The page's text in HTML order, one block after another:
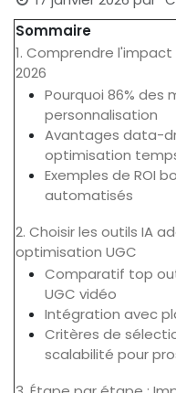
Sommaire
1. Comprendre
2026
Pourquoi 86% des
personnalisation
Avantages data-
optimisation
Exemples de ROI
automatisés
2. Choisir les outils IA
optimisation UGC
Comparatif top
UGC vidéo
Intégration avec
Critères de
scalabilité pour